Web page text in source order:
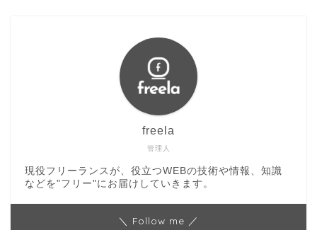
管理人
freela
現役フリーランスが、役立つWEBの技術や情報、知識
などを"フリー"にお届けしていきます。
＼ Follow me ／